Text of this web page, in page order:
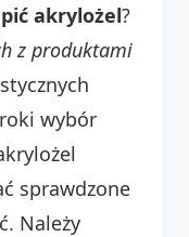
akrylożel?
z produktami
wybór
sprawdzone
Należy